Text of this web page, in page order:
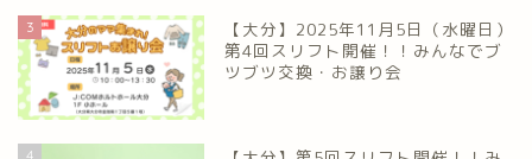
3
【大分】2025年11月5日（水曜日）
第4回スリフト開催！！みんなでブ
ツブツ交換・お譲り会
4